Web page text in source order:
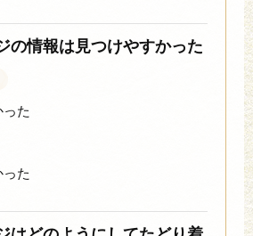
の情報は見つけやすかった
た
た